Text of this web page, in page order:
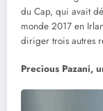
du Cap, qui avait
monde 2017 en
diriger trois autres
Precious Pazani,